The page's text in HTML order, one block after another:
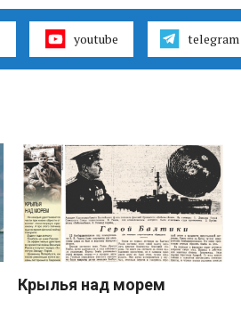
youtube telegram
Крылья над морем